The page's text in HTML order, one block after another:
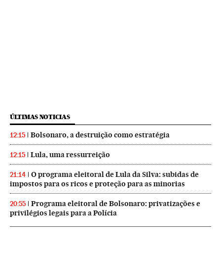
ÚLTIMAS NOTICIAS
12:15 Bolsonaro, a destruição como estratégia
12:15 Lula, uma ressurreição
21:14
O programa eleitoral de Lula da Silva: subidas de
impostos para os ricos e proteção para as minorias
20:55
Programa eleitoral de Bolsonaro: privatizações e
privilégios legais para a Polícia